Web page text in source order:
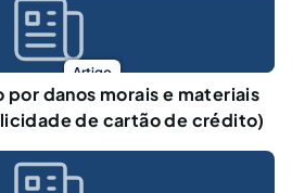
Artigo
por danos morais e materiais
de cartão de crédito)